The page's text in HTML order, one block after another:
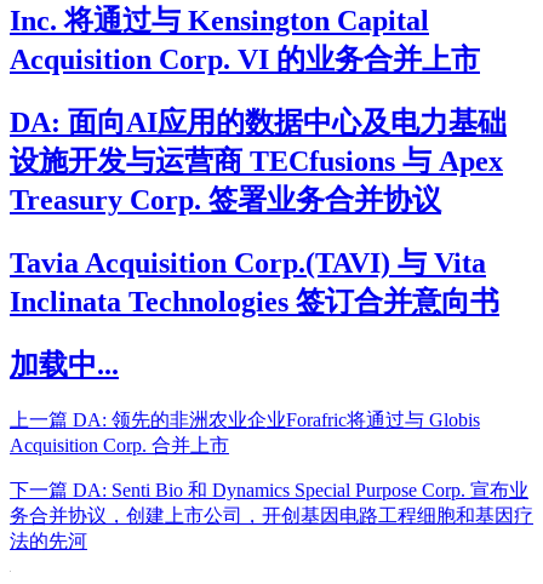
Inc. 将通过与 Kensington Capital
Acquisition Corp. VI 的业务合并上市
DA: 面向AI应用的数据中心及电力基础
设施开发与运营商 TECfusions 与 Apex
Treasury Corp. 签署业务合并协议
Tavia Acquisition Corp.(TAVI) 与 Vita
Inclinata Technologies 签订合并意向书
加载中...
上一篇 DA: 领先的非洲农业企业Forafric将通过与 Globis
Acquisition Corp. 合并上市
下一篇 DA: Senti Bio 和 Dynamics Special Purpose Corp. 宣布业
务合并协议，创建上市公司，开创基因电路工程细胞和基因疗
法的先河